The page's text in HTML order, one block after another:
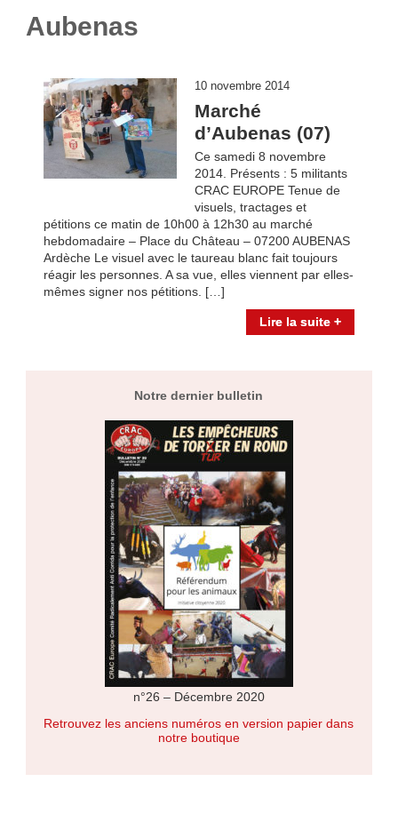
Aubenas
10 novembre 2014
Marché
d’Aubenas (07)
Ce samedi 8 novembre
2014. Présents : 5 militants
CRAC EUROPE Tenue de
visuels, tractages et
pétitions ce matin de 10h00 à 12h30 au marché
hebdomadaire – Place du Château – 07200 AUBENAS
Ardèche Le visuel avec le taureau blanc fait toujours
réagir les personnes. A sa vue, elles viennent par elles-
mêmes signer nos pétitions. […]
Lire la suite +
Notre dernier bulletin
n°26 – Décembre 2020
Retrouvez les anciens numéros en version papier dans
notre boutique